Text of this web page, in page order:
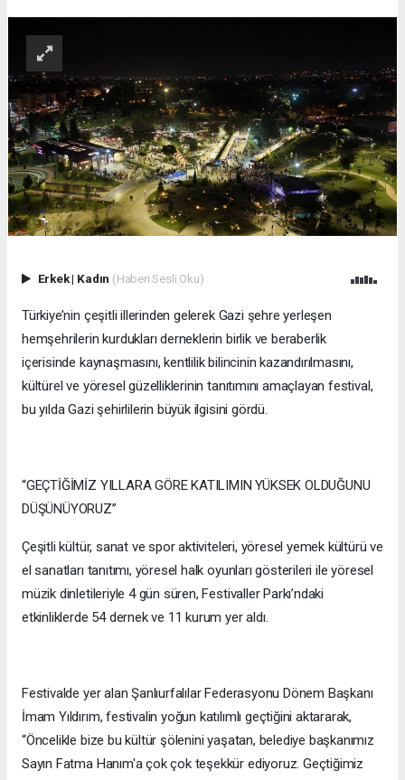
Erkek| Kadın (Haberi Sesli Oku)
Türkiye’nin çeşitli illerinden gelerek Gazi şehre yerleşen
hemşehrilerin kurdukları derneklerin birlik ve beraberlik
içerisinde kaynaşmasını, kentlilik bilincinin kazandırılmasını,
kültürel ve yöresel güzelliklerinin tanıtımını amaçlayan festival,
bu yılda Gazi şehirlilerin büyük ilgisini gördü.
“GEÇTİĞİMİZ YILLARA GÖRE KATILIMIN YÜKSEK OLDUĞUNU
DÜŞÜNÜYORUZ”
Çeşitli kültür, sanat ve spor aktiviteleri, yöresel yemek kültürü ve
el sanatları tanıtımı, yöresel halk oyunları gösterileri ile yöresel
müzik dinletileriyle 4 gün süren, Festivaller Parkı’ndaki
etkinliklerde 54 dernek ve 11 kurum yer aldı.
Festivalde yer alan Şanlıurfalılar Federasyonu Dönem Başkanı
İmam Yıldırım, festivalin yoğun katılımlı geçtiğini aktararak,
“Öncelikle bize bu kültür şölenini yaşatan, belediye başkanımız
Sayın Fatma Hanım'a çok çok teşekkür ediyoruz. Geçtiğimiz